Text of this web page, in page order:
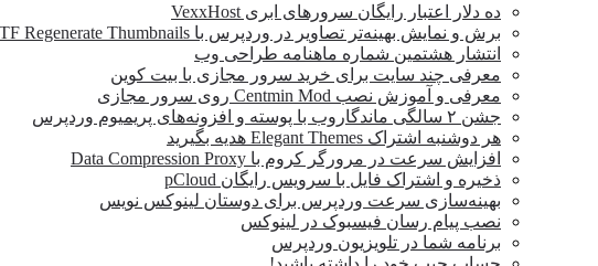
ده دلار اعتبار رایگان سرورهای ابری VexxHost
برش و نمایش بهینه‌تر تصاویر در وردپرس با OTF Regenerate Thumbnails
انتشار هشتمین شماره ماهنامه طراحی وب
معرفی چند سایت برای خرید سرور مجازی با بیت کوین
معرفی و آموزش نصب Centmin Mod روی سرور مجازی
جشن ۲ سالگی ماندگار‌وب با پوسته و افزونه‌های پریمیوم وردپرس
هر دوشنبه اشتراک Elegant Themes هدیه بگیرید
افزایش سرعت در مرورگر کروم با Data Compression Proxy
ذخیره و اشتراک فایل با سرویس رایگان pCloud
بهینه‌سازی سرعت وردپرس برای دوستان لینوکس نویس
نصب پیام رسان فیسبوک در لینوکس
برنامه شما در تلویزیون وردپرس